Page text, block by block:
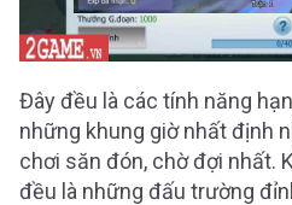
Đây đều là các tính năng
những khung giờ nhất định
chơi săn đón, chờ đợi nhất.
đều là những đấu trường